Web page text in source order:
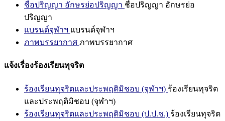
ชื่อปริญญา อักษรย่อปริญญา ชื่อปริญญา อักษรย่อ
ปริญญา
แบรนด์จุฬาฯ แบรนด์จุฬาฯ
ภาพบรรยากาศ ภาพบรรยากาศ
แจ้งเรื่องร้องเรียนทุจริต
ร้องเรียนทุจริตและประพฤติมิชอบ (จุฬาฯ) ร้องเรียนทุจริต
และประพฤติมิชอบ (จุฬาฯ)
ร้องเรียนทุจริตและประพฤติมิชอบ (ป.ป.ช.) ร้องเรียนทุจริต